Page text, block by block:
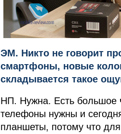
ЭМ. Никто не говорит
смартфоны, новые
складывается такое
НП. Нужна. Есть большое
телефоны нужны и
планшеты, потому что